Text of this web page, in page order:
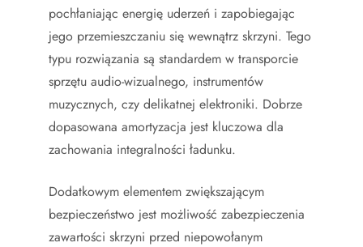
pochłaniając energię uderzeń i zapobiegając
jego przemieszczaniu się wewnątrz skrzyni. Tego
typu rozwiązania są standardem w transporcie
sprzętu audio-wizualnego, instrumentów
muzycznych, czy delikatnej elektroniki. Dobrze
dopasowana amortyzacja jest kluczowa dla
zachowania integralności ładunku.
Dodatkowym elementem zwiększającym
bezpieczeństwo jest możliwość zabezpieczenia
zawartości skrzyni przed niepowołanym